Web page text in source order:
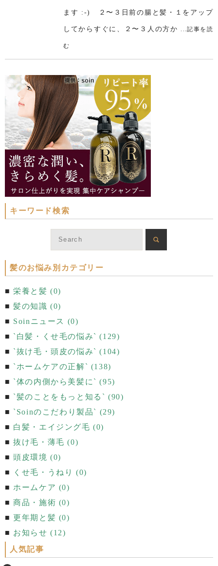
ます :-) ２〜３日前の腸と髪・１をアップ
してからすぐに、２〜３人の方か ...記事を読
む
キーワード検索
髪のお悩み別カテゴリー
栄養と髪 (0)
髪の知識 (0)
Soinニュース (0)
`白髪・くせ毛の悩み` (129)
`抜け毛・頭皮の悩み` (104)
`ホームケアの正解` (138)
`体の内側から美髪に` (95)
`髪のことをもっと知る` (90)
`Soinのこだわり製品` (29)
白髪・エイジング毛 (0)
抜け毛・薄毛 (0)
頭皮環境 (0)
くせ毛・うねり (0)
ホームケア (0)
商品・施術 (0)
更年期と髪 (0)
お知らせ (12)
人気記事